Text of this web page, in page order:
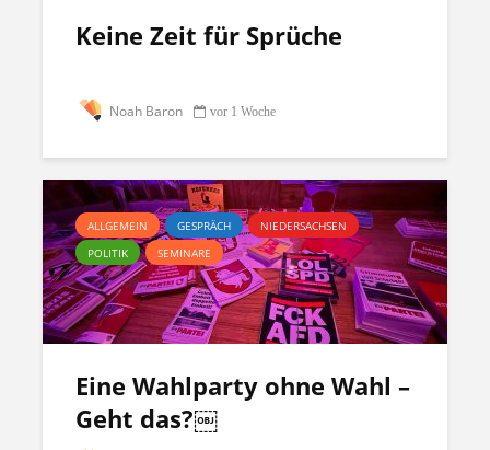
Keine Zeit für Sprüche
Noah Baron vor 1 Woche
ALLGEMEIN GESPRÄCH
NIEDERSACHSEN
POLITIK
SEMINARE
Eine Wahlparty ohne Wahl –
Geht das?￼